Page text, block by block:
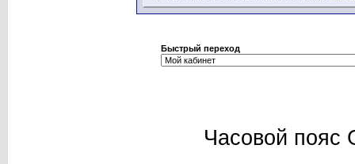
Быстрый переход
Часовой пояс